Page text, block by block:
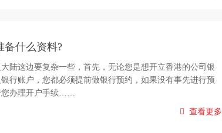
备什么资料?
这边要复杂一些，首先，无论您是想开立香港的公司银
行账户，您都必须提前做银行预约，如果没有事先进行预
您办理开户手续……
查看更多